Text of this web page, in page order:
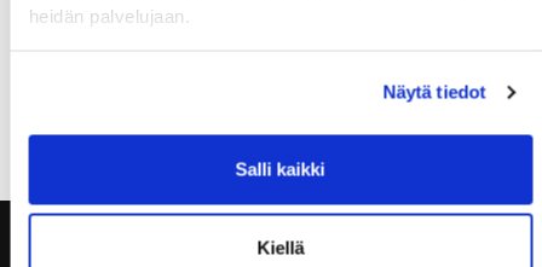
heidän palvelujaan.
Näytä tiedot
Salli kaikki
Kiellä
18.00 kehonpainotreenit